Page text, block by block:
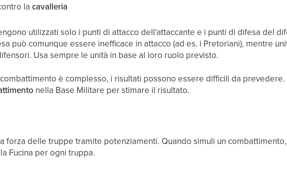
lacavalleria
utilizzati solo i punti di attacco dell'attaccante e i punti di difesa del
può comunque essere inefficace in attacco (ad es. i Pretoriani), mentre
Usa sempre le unità in base al loro ruolo previsto.
è complesso, i risultati possono essere difficili da prevedere.
nella Base Militare per stimare il risultato.
forza delle truppe tramite potenziamenti. Quando simuli un
Fucina per ogni truppa.